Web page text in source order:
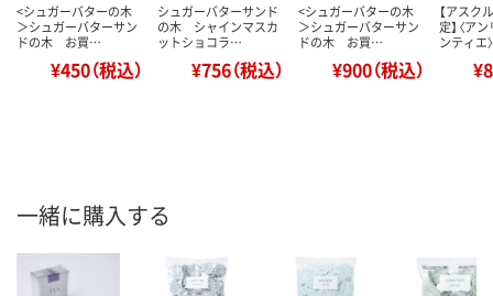
<シュガーバターの木
＞シュガーバターサン
ドの木 お買…
¥450（税込）
シュガーバターサンド
の木 シャインマスカ
ットショコラ…
¥756（税込）
<シュガーバターの木
＞シュガーバターサン
ドの木 お買…
¥900（税込）
【アスク
定】〈ア
ンティエ
一緒に購入する